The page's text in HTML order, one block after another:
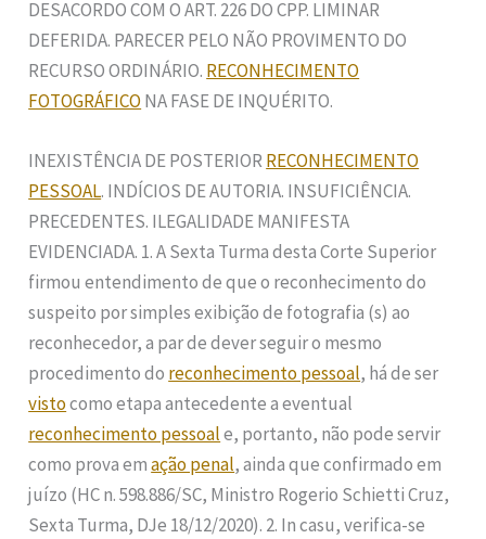
DESACORDO COM O ART. 226 DO CPP. LIMINAR
DEFERIDA. PARECER PELO NÃO PROVIMENTO DO
RECURSO ORDINÁRIO. RECONHECIMENTO
FOTOGRÁFICO NA FASE DE INQUÉRITO.
INEXISTÊNCIA DE POSTERIOR RECONHECIMENTO
PESSOAL. INDÍCIOS DE AUTORIA. INSUFICIÊNCIA.
PRECEDENTES. ILEGALIDADE MANIFESTA
EVIDENCIADA. 1. A Sexta Turma desta Corte Superior
firmou entendimento de que o reconhecimento do
suspeito por simples exibição de fotografia (s) ao
reconhecedor, a par de dever seguir o mesmo
procedimento do reconhecimento pessoal, há de ser
vistocomo etapa antecedente a eventual
reconhecimento pessoale, portanto, não pode servir
como prova emação penal, ainda que confirmado em
juízo (HC n. 598.886/SC, Ministro Rogerio Schietti Cruz,
Sexta Turma, DJe 18/12/2020). 2. In casu, verifica-se